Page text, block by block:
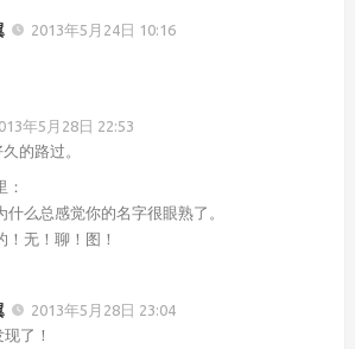
2013年5月24日 10:16
年5月28日 22:53
的路过。
：
什么总感觉你的名字很眼熟了。
！无！聊！图！
2013年5月28日 23:04
了！